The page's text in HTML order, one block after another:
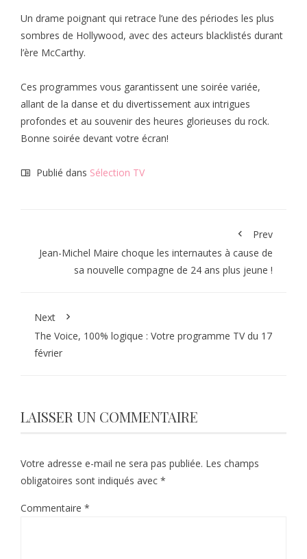
Un drame poignant qui retrace l’une des périodes les plus
sombres de Hollywood, avec des acteurs blacklistés durant
l’ère McCarthy.
Ces programmes vous garantissent une soirée variée,
allant de la danse et du divertissement aux intrigues
profondes et au souvenir des heures glorieuses du rock.
Bonne soirée devant votre écran!
Publié dans Sélection TV
Prev
Jean-Michel Maire choque les internautes à cause de
sa nouvelle compagne de 24 ans plus jeune !
Next
The Voice, 100% logique : Votre programme TV du 17
février
LAISSER UN COMMENTAIRE
Votre adresse e-mail ne sera pas publiée. Les champs
obligatoires sont indiqués avec *
Commentaire *